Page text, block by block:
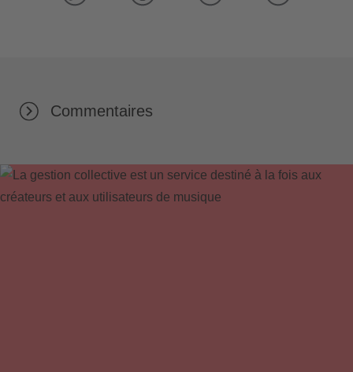
Commentaires